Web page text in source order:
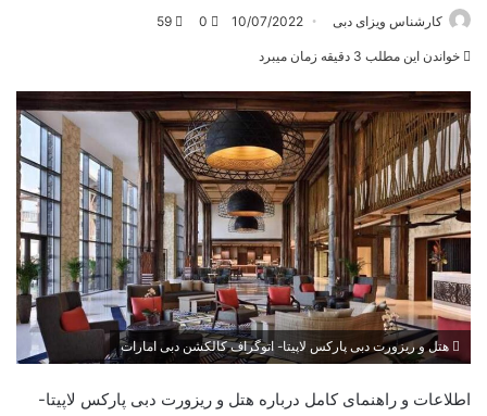
کارشناس ویزای دبی 10/07/2022
0
59
خواندن این مطلب 3 دقیقه زمان میبرد
هتل و ریزورت دبی پارکس لاپیتا- اتوگراف کالکشن دبی امارات
اطلاعات و راهنمای کامل درباره هتل و ریزورت دبی پارکس لاپیتا-